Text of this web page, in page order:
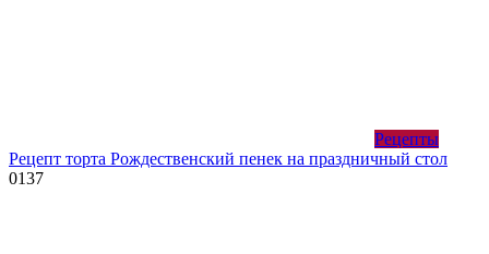
Рецепты
Рецепт торта Рождественский пенек на праздничный стол
0137